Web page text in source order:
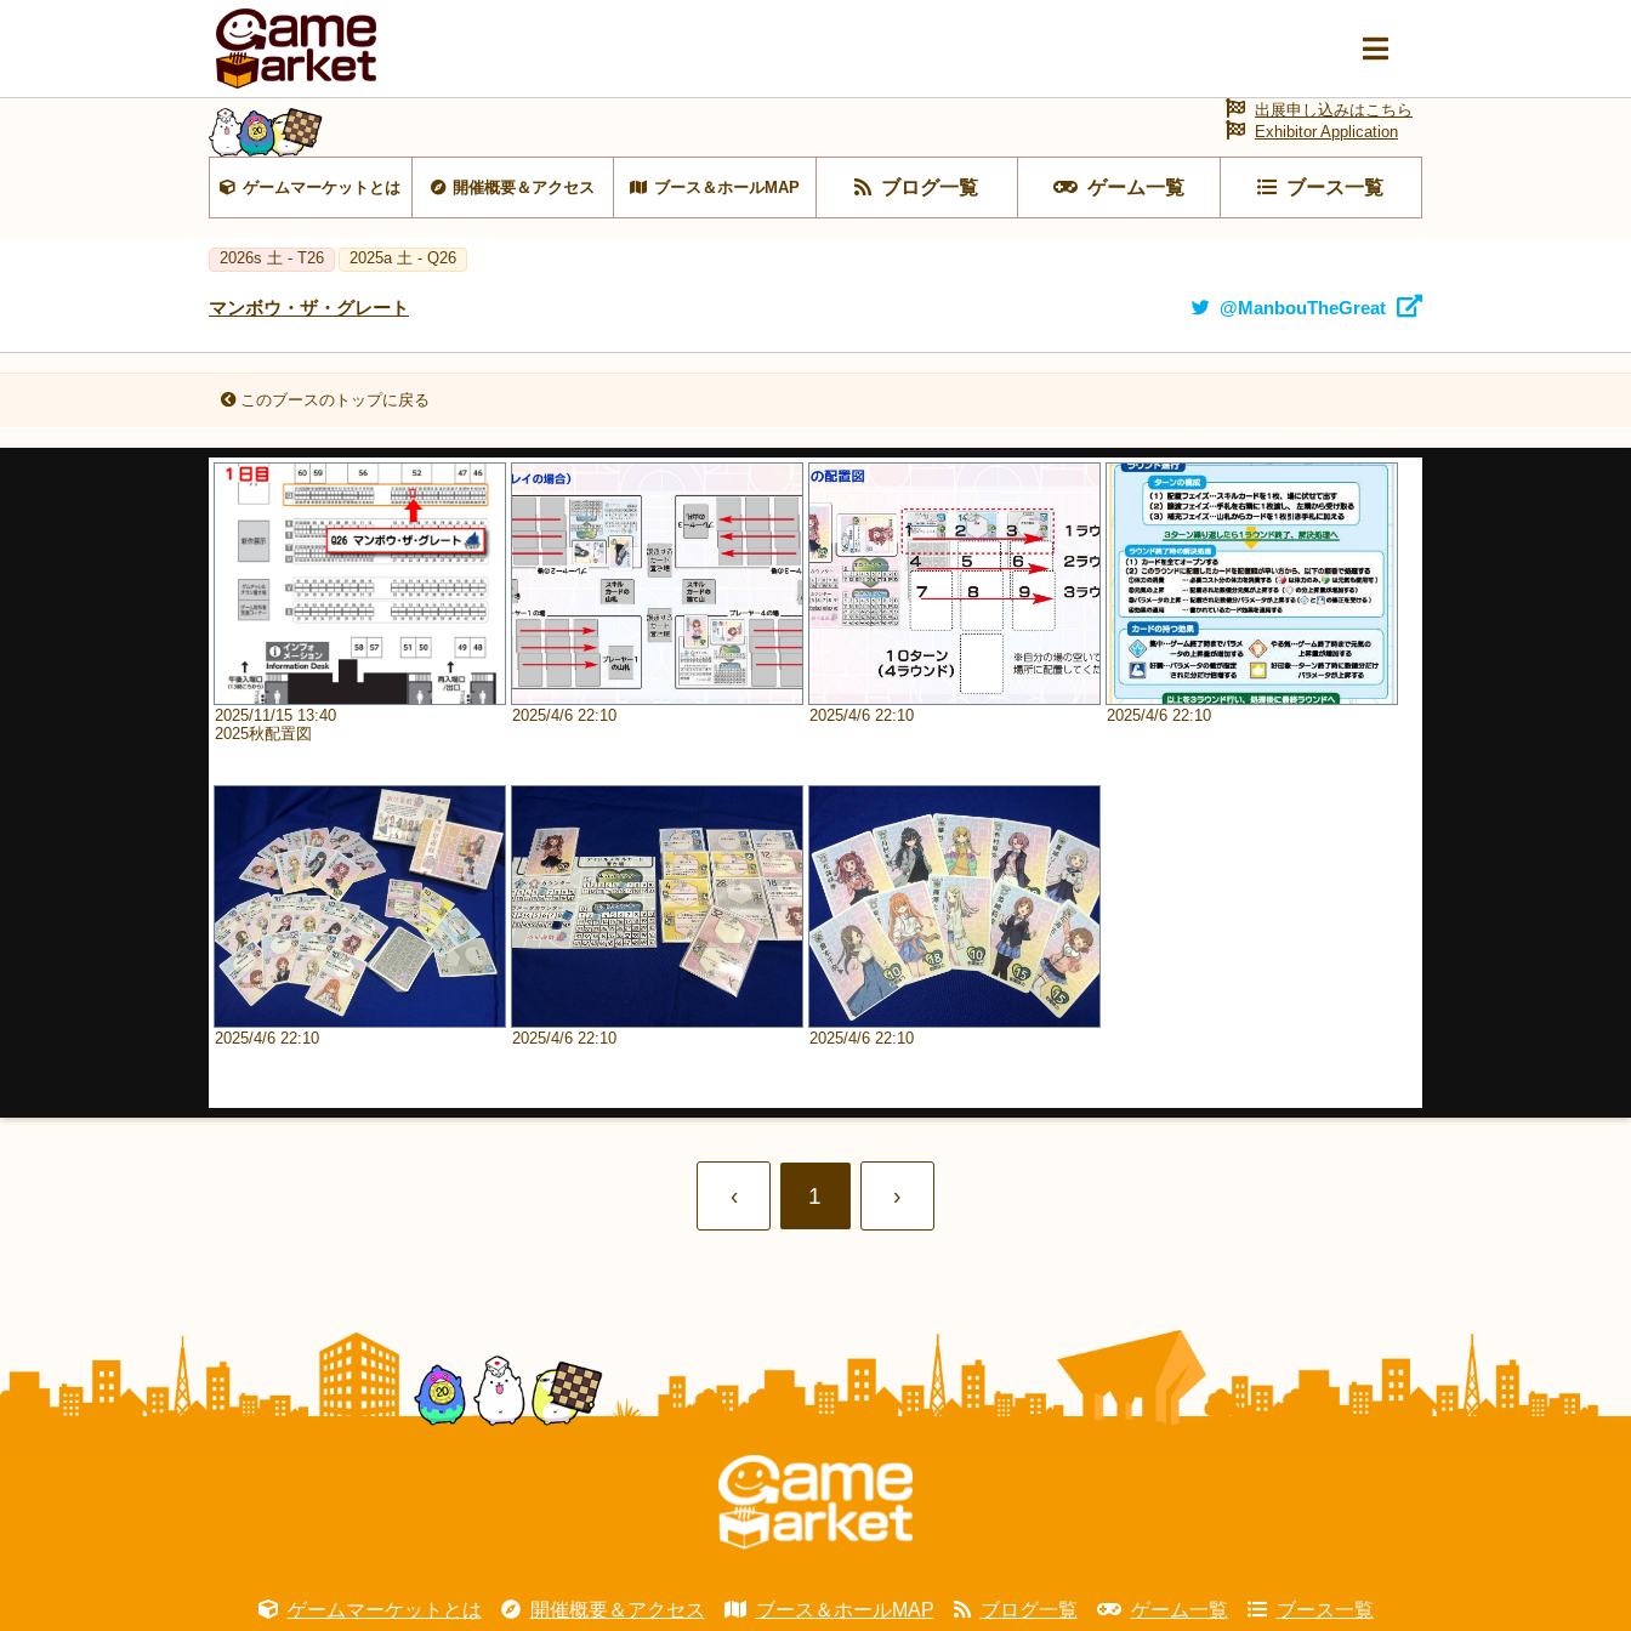
ゲームマーケットとは 開催概要＆アクセス ブース＆ホールMAP ブログ一覧 ゲーム一覧 ブース一覧
出展申し込みはこちら
Exhibitor Application
2026s 土 - T26 2025a 土 - Q26
マンボウ・ザ・グレート @ManbouTheGreat
このブースのトップに戻る
2025/11/15 13:40
2025秋配置図
2025/4/6 22:10 2025/4/6 22:10 2025/4/6 22:10
2025/4/6 22:10 2025/4/6 22:10 2025/4/6 22:10
‹ 1 ›
ゲームマーケットとは 開催概要＆アクセス ブース＆ホールMAP ブログ一覧 ゲーム一覧 ブース一覧